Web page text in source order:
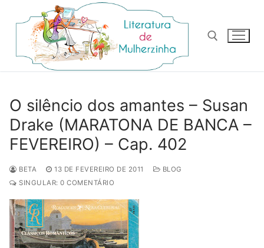
para
conteúdo
O silêncio dos amantes – Susan
Drake (MARATONA DE BANCA –
FEVEREIRO) – Cap. 402
BETA 13 DE FEVEREIRO DE 2011
BLOG
SINGULAR: 0 COMENTÁRIO